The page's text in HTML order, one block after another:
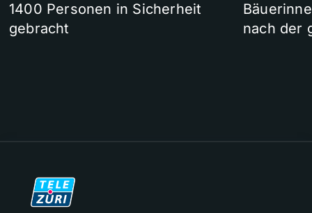
1400 Personen in Sicherheit
gebracht
nach der